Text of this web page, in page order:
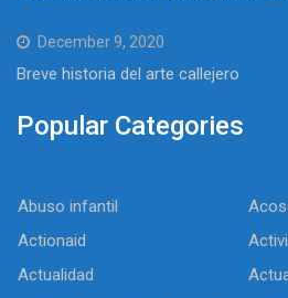
December 9, 2020
Breve historia del arte callejero
Popular Categories
Abuso infantil
Actionaid
Actualidad